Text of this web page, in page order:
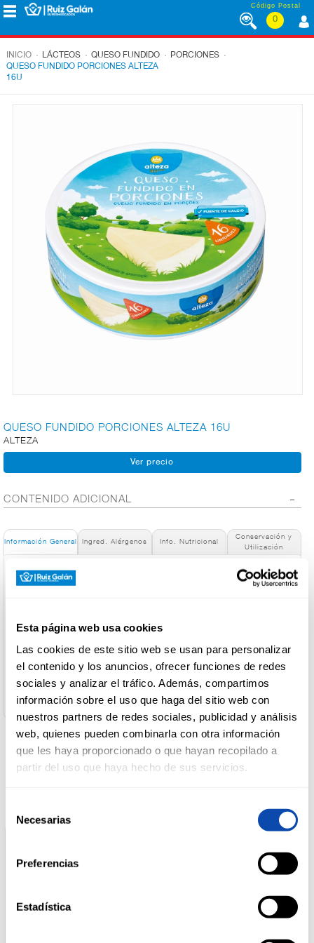
Esta página web usa cookies
Las cookies de este sitio web se usan para personalizar
el contenido y los anuncios, ofrecer funciones de redes
sociales y analizar el tráfico. Además, compartimos
información sobre el uso que haga del sitio web con
nuestros partners de redes sociales, publicidad y análisis
web, quienes pueden combinarla con otra información
que les haya proporcionado o que hayan recopilado a
partir del uso que haya hecho de sus servicios.
Necesarias
Preferencias
Estadística
Saltar al contenido Código Postal
0
CORPORATIVO
AL
FRUTAS Y
DROGUERÍA
PERFUMERÍA
E HIGIENE
INICIO . LÁCTEOS . QUESO FUNDIDO . PORCIONES .
QUESO FUNDIDO PORCIONES ALTEZA
16U
QUESO FUNDIDO PORCIONES ALTEZA 16U
ALTEZA
CONTENIDO ADICIONAL
Información General Ingred. Alérgenos Info. Nutricional
Conservación y
Utilización
Denominación de alimento:
Nombre de Operador:
Capifort nº13 07714 Mahón Illes Balears España
Cantidad neta:
250 gr
Productos relacionados